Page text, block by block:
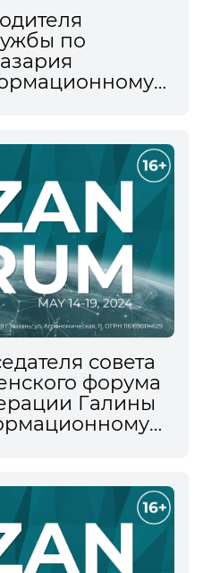
по
совета
форума
Галины